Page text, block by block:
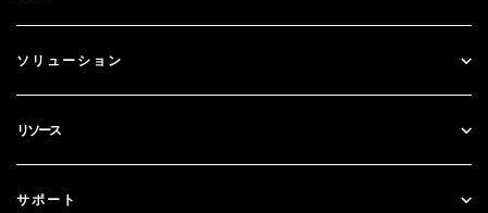
SecurID
ソリューション
多要素認証
リソース
サポート